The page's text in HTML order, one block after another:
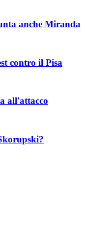
anche Miranda
contro il Pisa
all'attacco